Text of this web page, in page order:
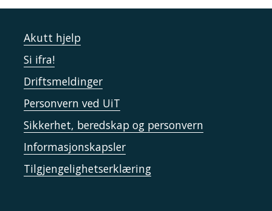
Akutt hjelp
Si ifra!
Driftsmeldinger
Personvern ved UiT
Sikkerhet, beredskap og personvern
Informasjonskapsler
Tilgjengelighetserklæring